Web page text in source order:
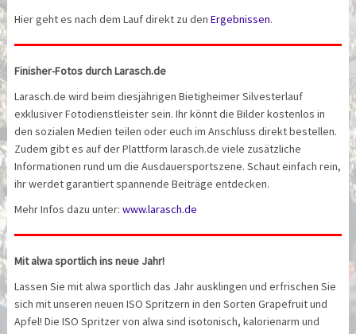
Hier geht es nach dem Lauf direkt zu denErgebnissen.
Finisher-Fotos durch Larasch.de
Larasch.de wird beim diesjährigen Bietigheimer Silvesterlauf
exklusiver Fotodienstleister sein. Ihr könnt die Bilder kostenlos in
den sozialen Medien teilen oder euch im Anschluss direkt bestellen.
Zudem gibt es auf der Plattform larasch.de viele zusätzliche
Informationen rund um die Ausdauersportszene. Schaut einfach rein,
ihr werdet garantiert spannende Beiträge entdecken.
Mehr Infos dazu unter:www.larasch.de
Mit alwa sportlich ins neue Jahr!
Lassen Sie mit alwa sportlich das Jahr ausklingen und erfrischen Sie
sich mit unseren neuen ISO Spritzern in den Sorten Grapefruit und
Apfel! Die ISO Spritzer von alwa sind isotonisch, kalorienarm und